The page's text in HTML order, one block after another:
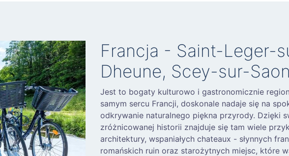
Francja - Saint-Leger-
Dheune, Scey-sur-
Jest to bogaty kulturowo i gastronomicznie
samym sercu Francji, doskonale nadaje się na
odkrywanie naturalnego piękna przyrody. Dzięki
zróżnicowanej historii znajduje się tam wiele
architektury, wspaniałych chateaux - słynnych
romańskich ruin oraz starożytnych miejsc, które